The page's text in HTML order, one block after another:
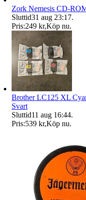
Zork Nemesis CD-
Sluttid31 aug 23:17.
Pris:249 kr,Köp nu.
Brother LC125 XL
Svart
Sluttid11 aug 16:44.
Pris:539 kr,Köp nu.